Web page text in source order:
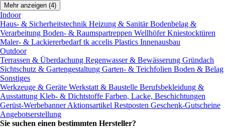
Mehr anzeigen (4)
Indoor
Haus- & Sicherheitstechnik Heizung & SanitärBodenbelag &
Verarbeitung Boden- & Raumspartreppen Wellhöfer Kniestocktüren
Maler- & Lackiererbedarftk accelis Plastics Innenausbau
Outdoor
Terrassen & Überdachung Regenwasser & Bewässerung Gründach
Sichtschutz & Gartengestaltung Garten- & Teichfolien Boden & Belag
Sonstiges
Werkzeuge & Geräte Werkstatt & Baustelle Berufsbekleidung &
Ausstattung Kleb- & Dichtstoffe Farben, Lacke, Beschichtungen
Gerüst-WerbebannerAktionsartikel Restposten Geschenk-Gutscheine
Angebotserstellung
Sie suchen einen bestimmten Hersteller?